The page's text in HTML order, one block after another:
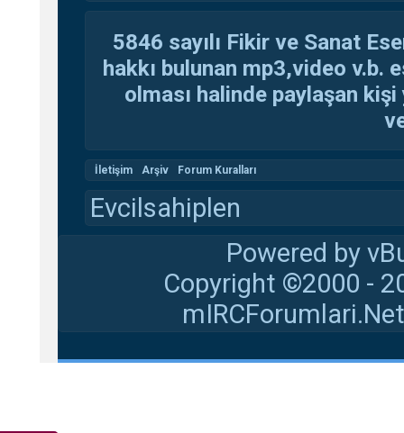
5846 sayılı Fikir ve Sanat
hakkı bulunan mp3,video v.b.
olması halinde paylaşan
İletişim Arşiv Forum Kuralları
Evcilsahiplen
Powered by
Copyright ©2000 -